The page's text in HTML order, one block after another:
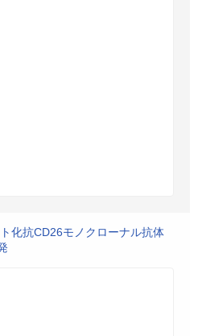
化抗CD26モノクローナル抗体